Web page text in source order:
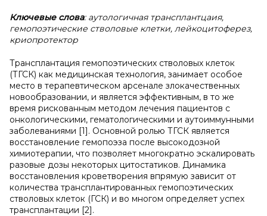
Ключевые слова: аутологичная трансплантцаия,
гемопоэтические стволовые клетки, лейкоцитоферез,
криопротектор
Трансплантация гемопоэтических стволовых клеток
(ТГСК) как медицинская технология, занимает особое
место в терапевтическом арсенале злокачественных
новообразовании, и является эффективным, в то же
время рискованным методом лечения пациентов с
онкологическими, гематологическими и аутоиммунными
заболеваниями [1]. Основной ролью ТГСК является
восстановление гемопоэза после высокодозной
химиотерапии, что позволяет многократно эскалировать
разовые дозы некоторых цитостатиков. Динамика
восстановления кроветворения впрямую зависит от
количества трансплантированных гемопоэтических
стволовых клеток (ГСК) и во многом определяет успех
трансплантации [2].